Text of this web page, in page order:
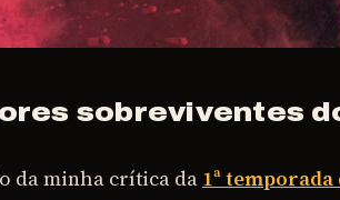
sobreviventes
da minha crítica da 1ª temporada